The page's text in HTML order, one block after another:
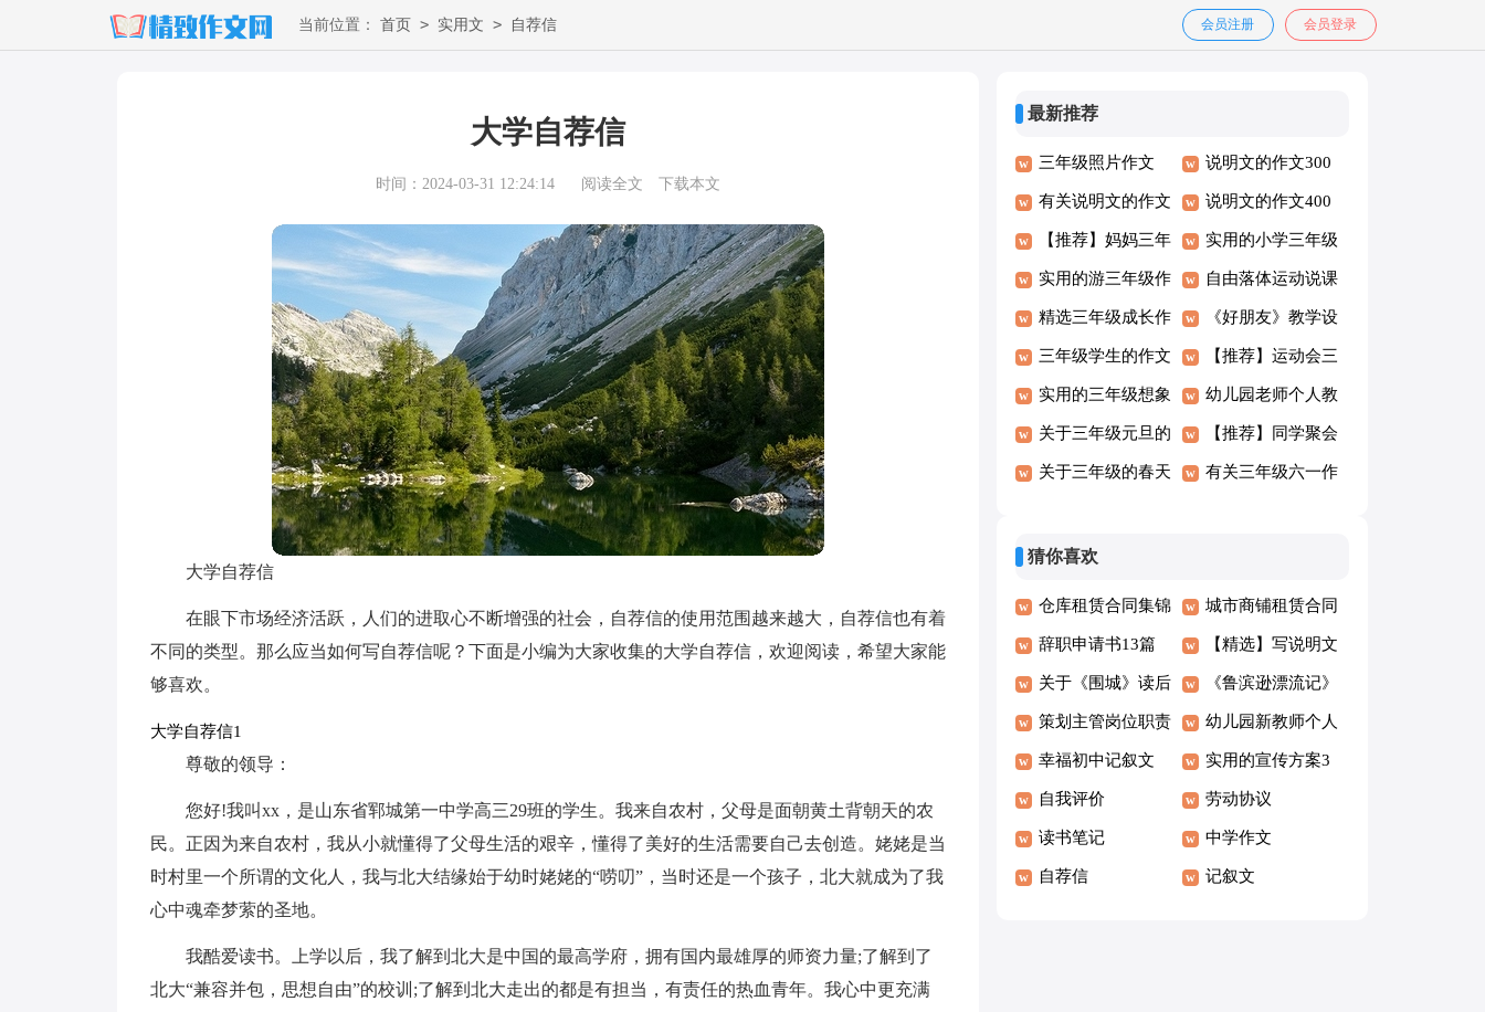
当前位置： 首页 > 实用文 > 自荐信 会员登录
会员注册
大学自荐信
时间：2024-03-31 12:24:14 阅读全文 下载本文
大学自荐信
在眼下市场经济活跃，人们的进取心不断增强的社会，自荐信的使用范围越来越大，自荐信也有着
不同的类型。那么应当如何写自荐信呢？下面是小编为大家收集的大学自荐信，欢迎阅读，希望大家能
够喜欢。
大学自荐信1
尊敬的领导：
您好!我叫xx，是山东省郓城第一中学高三29班的学生。我来自农村，父母是面朝黄土背朝天的农
民。正因为来自农村，我从小就懂得了父母生活的艰辛，懂得了美好的生活需要自己去创造。姥姥是当
时村里一个所谓的文化人，我与北大结缘始于幼时姥姥的“唠叨”，当时还是一个孩子，北大就成为了我
心中魂牵梦萦的圣地。
我酷爱读书。上学以后，我了解到北大是中国的最高学府，拥有国内最雄厚的师资力量;了解到了
北大“兼容并包，思想自由”的校训;了解到北大走出的都是有担当，有责任的热血青年。我心中更充满
最新推荐
三年级照片作文
300字4篇
说明文的作文300
字汇总5篇
有关说明文的作文
汇编四篇
说明文的作文400
字汇编七篇
【推荐】妈妈三年
级作文汇编6篇
实用的小学三年级
冬天作文4篇
实用的游三年级作
文300字6篇
自由落体运动说课
稿
精选三年级成长作
文300字四篇
《好朋友》教学设
计
三年级学生的作文
三篇
【推荐】运动会三
年级作文合集五篇
实用的三年级想象
作文三篇
幼儿园老师个人教
学反思
关于三年级元旦的
作文合集5篇
【推荐】同学聚会
策划方案
关于三年级的春天 有关三年级六一作
猜你喜欢
仓库租赁合同集锦
15篇
城市商铺租赁合同
辞职申请书13篇 【精选】写说明文
的作文锦集八篇
关于《围城》读后
感范文
《鲁滨逊漂流记》
读后感集锦15篇
策划主管岗位职责
(集合15篇)
幼儿园新教师个人
总结
幸福初中记叙文 实用的宣传方案3
篇
自我评价 劳动协议
读书笔记 中学作文
自荐信 记叙文